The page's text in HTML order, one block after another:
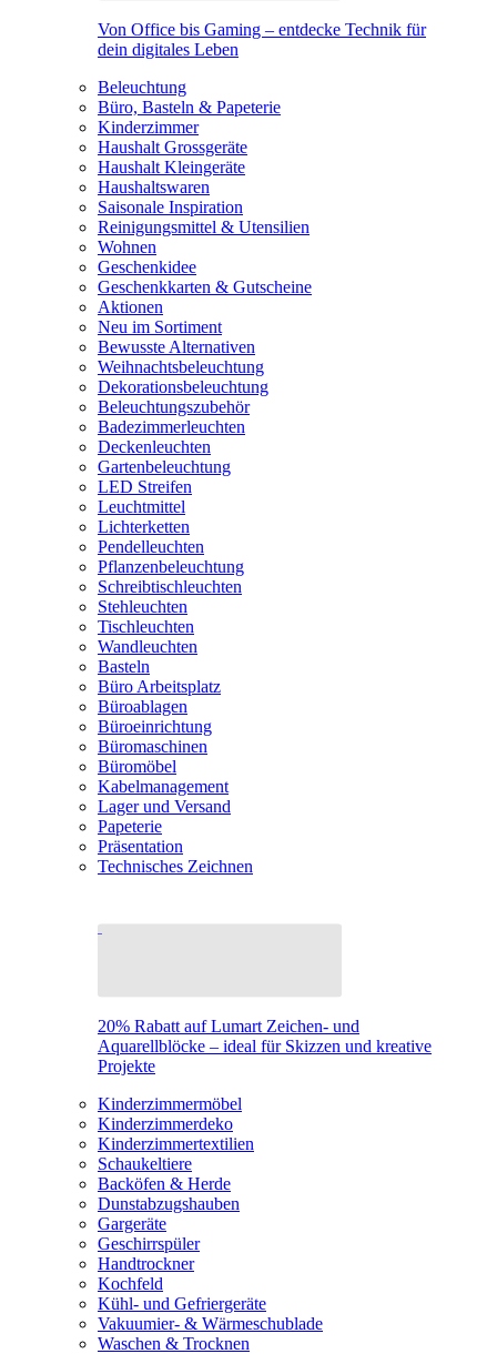
Von Office bis Gaming – entdecke Technik für
dein digitales Leben
Beleuchtung
Büro, Basteln & Papeterie
Kinderzimmer
Haushalt Grossgeräte
Haushalt Kleingeräte
Haushaltswaren
Saisonale Inspiration
Reinigungsmittel & Utensilien
Wohnen
Geschenkidee
Geschenkkarten & Gutscheine
Aktionen
Neu im Sortiment
Bewusste Alternativen
Weihnachtsbeleuchtung
Dekorationsbeleuchtung
Beleuchtungszubehör
Badezimmerleuchten
Deckenleuchten
Gartenbeleuchtung
LED Streifen
Leuchtmittel
Lichterketten
Pendelleuchten
Pflanzenbeleuchtung
Schreibtischleuchten
Stehleuchten
Tischleuchten
Wandleuchten
Basteln
Büro Arbeitsplatz
Büroablagen
Büroeinrichtung
Büromaschinen
Büromöbel
Kabelmanagement
Lager und Versand
Papeterie
Präsentation
Technisches Zeichnen
20% Rabatt auf Lumart Zeichen- und
Aquarellblöcke – ideal für Skizzen und kreative
Projekte
Kinderzimmermöbel
Kinderzimmerdeko
Kinderzimmertextilien
Schaukeltiere
Backöfen & Herde
Dunstabzugshauben
Gargeräte
Geschirrspüler
Handtrockner
Kochfeld
Kühl- und Gefriergeräte
Vakuumier- & Wärmeschublade
Waschen & Trocknen